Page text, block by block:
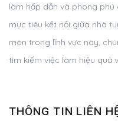
làm hấp dẫn và phong phú
mục tiêu kết nối giữa nhà
môn trong lĩnh vực này,
tìm kiếm việc làm hiệu quả
THÔNG TIN LIÊN